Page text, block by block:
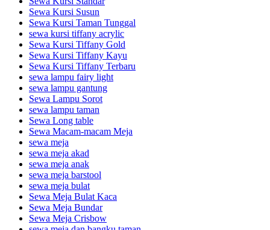
Sewa Kursi Susun
Sewa Kursi Taman Tunggal
sewa kursi tiffany acrylic
Sewa Kursi Tiffany Gold
Sewa Kursi Tiffany Kayu
Sewa Kursi Tiffany Terbaru
sewa lampu fairy light
sewa lampu gantung
Sewa Lampu Sorot
sewa lampu taman
Sewa Long table
Sewa Macam-macam Meja
sewa meja
sewa meja akad
sewa meja anak
sewa meja barstool
sewa meja bulat
Sewa Meja Bulat Kaca
Sewa Meja Bundar
Sewa Meja Crisbow